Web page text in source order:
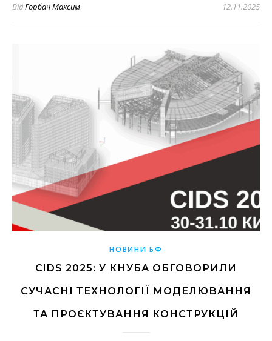
ВідГорбач Максим 12.11.2025
НОВИНИ БФ
CIDS 2025: У КНУБА ОБГОВОРИЛИ
СУЧАСНІ ТЕХНОЛОГІЇ МОДЕЛЮВАННЯ
ТА ПРОЄКТУВАННЯ КОНСТРУКЦІЙ